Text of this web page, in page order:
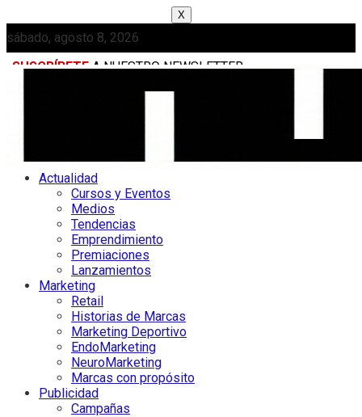
X
sábado, agosto 8, 2026
SUSCRÍBETE A NUESTRO NEWSLETTER
Actualidad
Cursos y Eventos
Medios
Tendencias
Emprendimiento
Premiaciones
Lanzamientos
Marketing
Retail
Historias de Marcas
Marketing Deportivo
EndoMarketing
NeuroMarketing
Marcas con propósito
Publicidad
Campañas